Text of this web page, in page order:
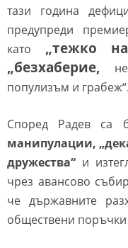
тази година
предупреди
като
„тежко
„безхаберие,
популизъм и грабеж“.
Според Радев са
манипулации,
дружества“ и
чрез авансово
че държавните
обществени